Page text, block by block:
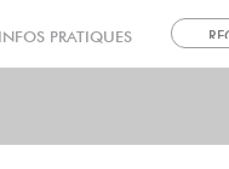
INFOS PRATIQUES